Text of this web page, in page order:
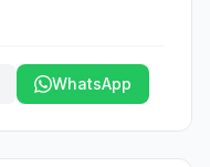
WhatsApp